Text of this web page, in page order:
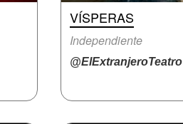
VÍSPERAS
Independiente
@ElExtranjeroTeatro